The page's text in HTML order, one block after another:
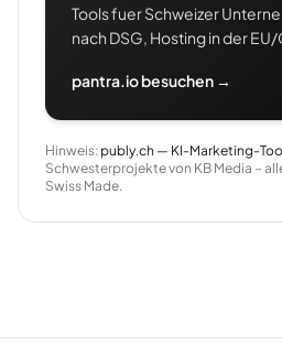
Tools fuer Schweizer
nach DSG, Hosting in der EU/
pantra.io besuchen →
Hinweis: publy.ch — KI-Marketing-
Schwesterprojekte von KB Media –
Swiss Made.